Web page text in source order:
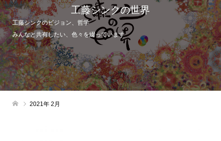
工藤シンクの世界
工藤シンクのビジョン、哲学
みんなと共有したい、色々を綴っています
2021年 2月